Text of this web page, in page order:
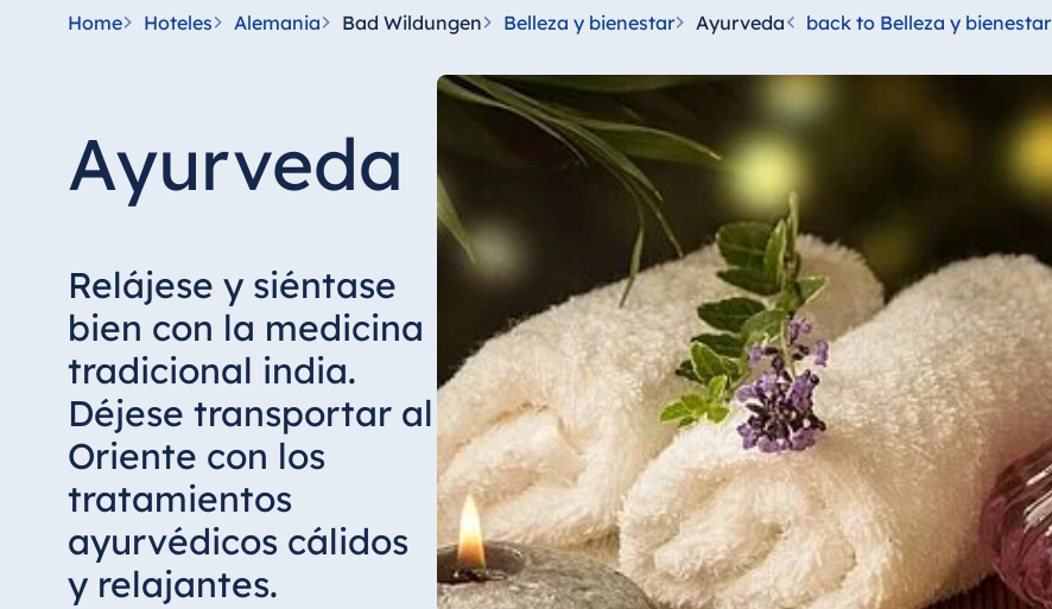
tratamientos faciales refrescantes y cuidados relajantes para el cuerpo
Home Hoteles Alemania Bad Wildungen Belleza y bienestar Ayurveda back to Belleza y bienestar
Ayurveda
Relájese y siéntase
bien con la medicina
tradicional india.
Déjese transportar al
Oriente con los
tratamientos
ayurvédicos cálidos
y relajantes.